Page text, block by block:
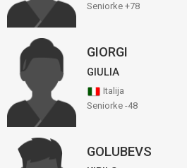
Seniorke +78
GIORGI
GIULIA
Italija
Seniorke -48
GOLUBEVS